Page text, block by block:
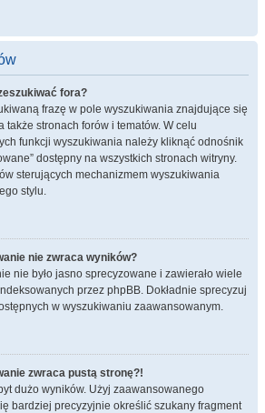
fora?
frazę w pole wyszukiwania znajdujące się
także stronach forów i tematów. W celu
funkcji wyszukiwania należy kliknąć odnośnik
dostępny na wszystkich stronach witryny.
sterujących mechanizmem wyszukiwania
stylu.
nie zwraca wyników?
nie było jasno sprecyzowane i zawierało wiele
przez phpBB. Dokładnie sprecyzuj
w wyszukiwaniu zaawansowanym.
zwraca pustą stronę?!
dużo wyników. Użyj zaawansowanego
bardziej precyzyjnie określić szukany fragment